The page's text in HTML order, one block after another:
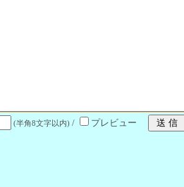
(半角8文字以内) / プレビュー